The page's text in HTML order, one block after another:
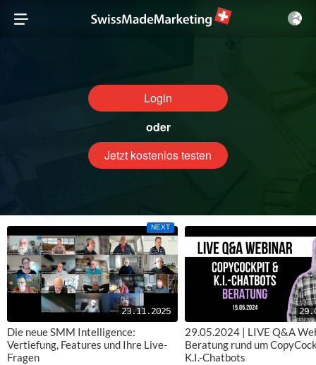
Login
oder
Jetzt kostenlos testen
23.11.2025
NEXT
Die neue SMM Intelligence:
Vertiefung, Features und Ihre Live-
Fragen
29.05.2024 | LIVE Q&A
Beratung rund um
K.I.-Chatbots